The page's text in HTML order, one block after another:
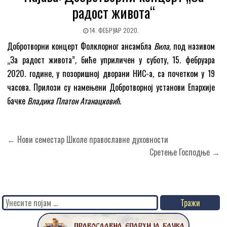
радост живота“
14. ФЕБРУАР 2020.
Добротворни концерт Фолклорног ансамбла Вила, под називом
„За радост живота”, биће уприличен у суботу, 15. фебруара
2020. године, у позоришној дворани НИС-а, са почетком у 19
часова. Прилози су намењени Добротворној установи Епархије
бачке Владика Платон Атанацковић.
Кретање
← Нови семестар Школе православне духовности
Сретење Господње →
Search
for: